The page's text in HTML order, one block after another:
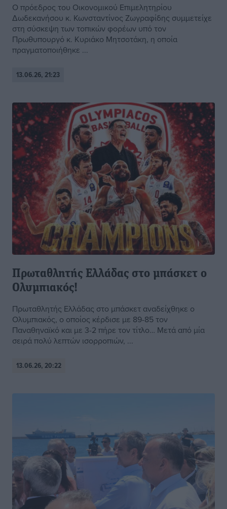
Ο πρόεδρος του Οικονομικού Επιμελητηρίου
Δωδεκανήσου κ. Κωνσταντίνος Ζωγραφίδης συμμετείχε
στη σύσκεψη των τοπικών φορέων υπό τον
Πρωθυπουργό κ. Κυριάκο Μητσοτάκη, η οποία
πραγματοποιήθηκε ...
13.06.26, 21:23
Πρωταθλητής Ελλάδας στο μπάσκετ ο
Ολυμπιακός!
Πρωταθλητής Ελλάδας στο μπάσκετ αναδείχθηκε ο
Ολυμπιακός, ο οποίος κέρδισε με 89-85 τον
Παναθηναϊκό και με 3-2 πήρε τον τίτλο… Μετά από μία
σειρά πολύ λεπτών ισορροπιών, ...
13.06.26, 20:22